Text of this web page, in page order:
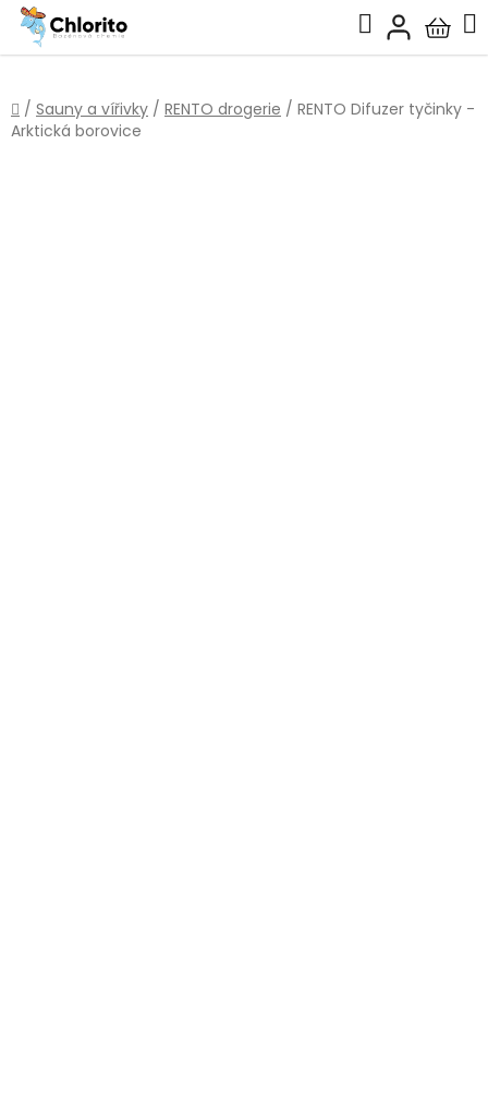
Přejít
obsah
Hledat
košík
Domů
/ Sauny a vířivky / RENTO drogerie / RENTO Difuzer tyčinky -
Arktická borovice